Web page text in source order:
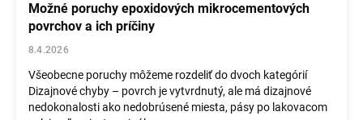
Možné poruchy epoxidových mikrocementových
povrchov a ich príčiny
8.4.2026
Všeobecne poruchy môžeme rozdeliť do dvoch kategórií
Dizajnové chyby – povrch je vytvrdnutý, ale má dizajnové
nedokonalosti ako nedobrúsené miesta, pásy po lakovacom